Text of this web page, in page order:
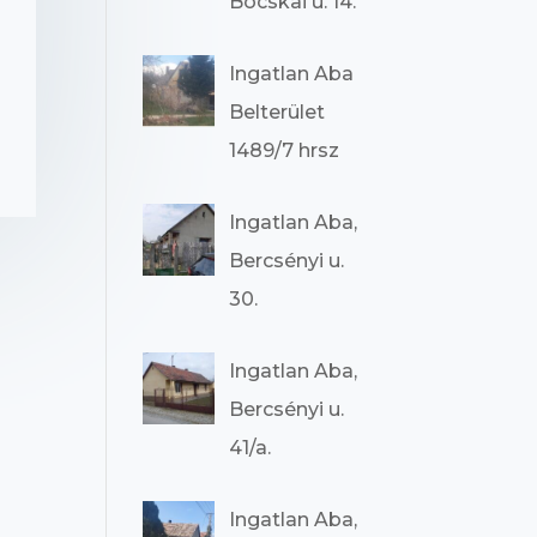
Ingatlan Aba
Belterület
1489/7 hrsz
Ingatlan Aba,
Bercsényi u.
30.
Ingatlan Aba,
Bercsényi u.
41/a.
Ingatlan Aba,